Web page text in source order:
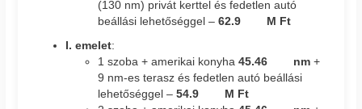
(130 nm) privát kerttel és fedetlen autó
beállási lehetőséggel –62.9 M Ft
I. emelet:
1 szoba + amerikai konyha45.46 nm+
9 nm-es terasz és fedetlen autó beállási
lehetőséggel –54.9 M Ft